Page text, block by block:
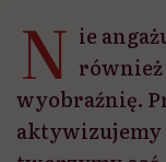
N ie
wyobraźnię.
aktywizujemy